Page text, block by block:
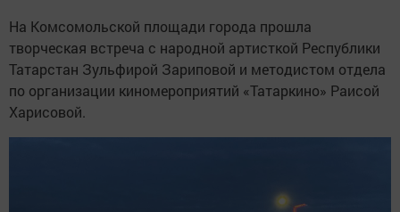
На Комсомольской площади города прошла
творческая встреча с народной артисткой Республики
Татарстан Зульфирой Зариповой и методистом отдела
по организации киномероприятий «Татаркино» Раисой
Харисовой.